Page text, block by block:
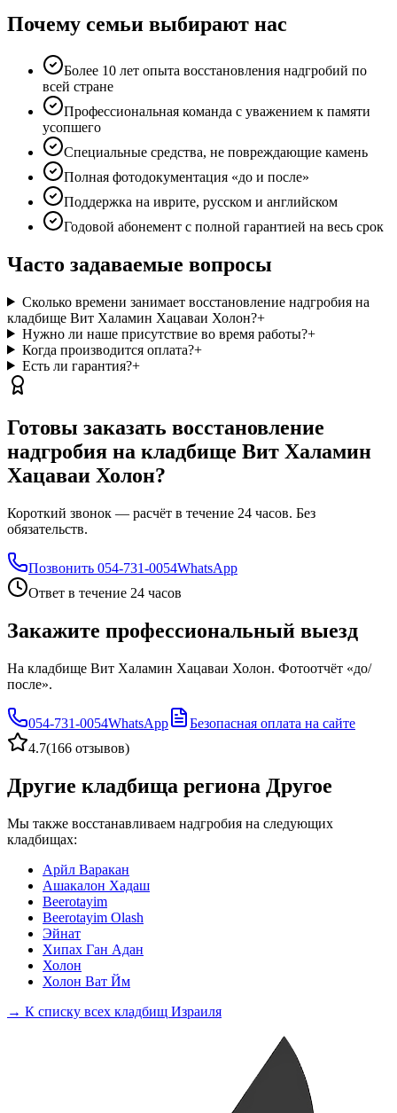
Почему семьи выбирают нас
Более 10 лет опыта восстановления надгробий по
всей стране
Профессиональная команда с уважением к памяти
усопшего
Специальные средства, не повреждающие камень
Полная фотодокументация «до и после»
Поддержка на иврите, русском и английском
Годовой абонемент с полной гарантией на весь срок
Часто задаваемые вопросы
Сколько времени занимает восстановление надгробия на
кладбище Вит Халамин Хацаваи Холон?+
Нужно ли наше присутствие во время работы?+
Когда производится оплата?+
Есть ли гарантия?+
Готовы заказать восстановление
надгробия на кладбище Вит Халамин
Хацаваи Холон?
Короткий звонок — расчёт в течение 24 часов. Без
обязательств.
Позвонить 054-731-0054WhatsApp
Ответ в течение 24 часов
Закажите профессиональный выезд
На кладбище Вит Халамин Хацаваи Холон. Фотоотчёт «до/
после».
054-731-0054WhatsApp
Безопасная оплата на сайте
4.7(166 отзывов)
Другие кладбища региона Другое
Мы также восстанавливаем надгробия на следующих
кладбищах:
Арйл Варакан
Ашакалон Хадаш
Beerotayim
Beerotayim Olash
Эйнат
Хипах Ган Адан
Холон
Холон Ват Йм
→ К списку всех кладбищ Израиля